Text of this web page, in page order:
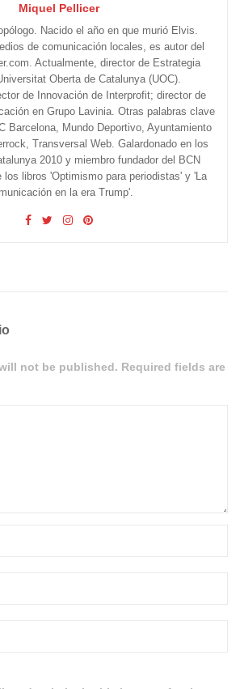
Miquel Pellicer
Nacido el año en que murió Elvis.
de comunicación locales, es autor del
Actualmente, director de Estrategia
Oberta de Catalunya (UOC).
de Innovación de Interprofit; director de
en Grupo Lavinia. Otras palabras clave
Barcelona, Mundo Deportivo, Ayuntamiento
Transversal Web. Galardonado en los
2010 y miembro fundador del BCN
los libros 'Optimismo para periodistas' y 'La
en la era Trump'.
not be published. Required fields are